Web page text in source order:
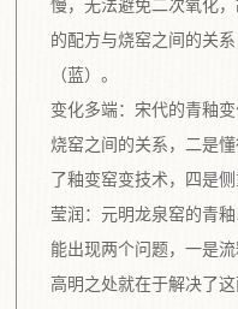
慢，无法避免二次氧化
的配方与烧窑之间的关
（蓝）。
变化多端：宋代的青釉
烧窑之间的关系，二是
了釉变窑变技术，四是
莹润：元明龙泉窑的青
能出现两个问题，一是
高明之处就在于解决了这